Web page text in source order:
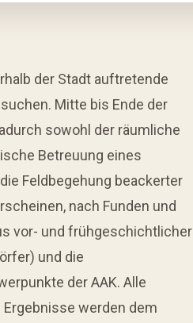
der Stadt auftretende
Mitte bis Ende der
sowohl der räumliche
Betreuung eines
Feldbegehung beackerter
nach Funden und
vor- und frühgeschichtlicher
und die
der AAK. Alle
werden dem